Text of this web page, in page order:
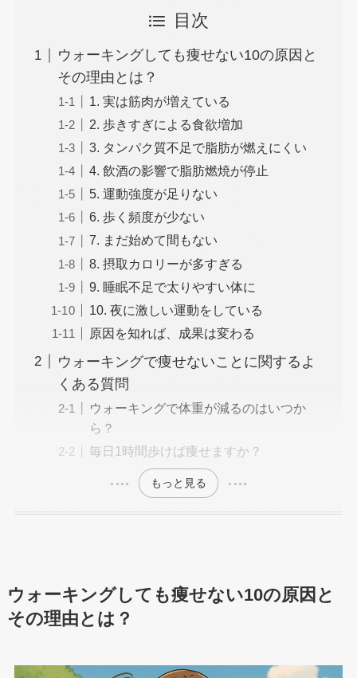
目次
ウォーキングしても痩せない10の原因と
その理由とは？
1. 実は筋肉が増えている
2. 歩きすぎによる食欲増加
3. タンパク質不足で脂肪が燃えにくい
4. 飲酒の影響で脂肪燃焼が停止
5. 運動強度が足りない
6. 歩く頻度が少ない
7. まだ始めて間もない
8. 摂取カロリーが多すぎる
9. 睡眠不足で太りやすい体に
10. 夜に激しい運動をしている
原因を知れば、成果は変わる
ウォーキングで痩せないことに関するよ
くある質問
ウォーキングで体重が減るのはいつか
ら？
毎日1時間歩けば痩せますか？
もっと見る
ウォーキングしても痩せない10の原因と
その理由とは？